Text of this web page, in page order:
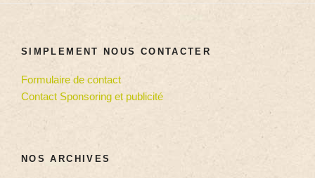
SIMPLEMENT NOUS CONTACTER
Formulaire de contact
Contact Sponsoring et publicité
NOS ARCHIVES